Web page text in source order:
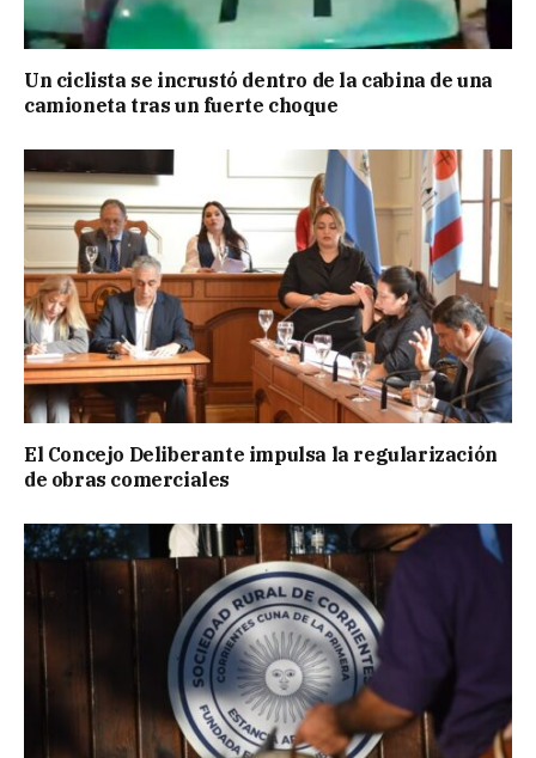
Un ciclista se incrustó dentro de la cabina de una
camioneta tras un fuerte choque
El Concejo Deliberante impulsa la regularización
de obras comerciales